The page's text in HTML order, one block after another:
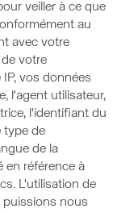
veiller à ce que
au
avec votre
votre
vos données
l'agent utilisateur,
l'identifiant du
type de
de la
en référence à
L'utilisation de
puissions nous